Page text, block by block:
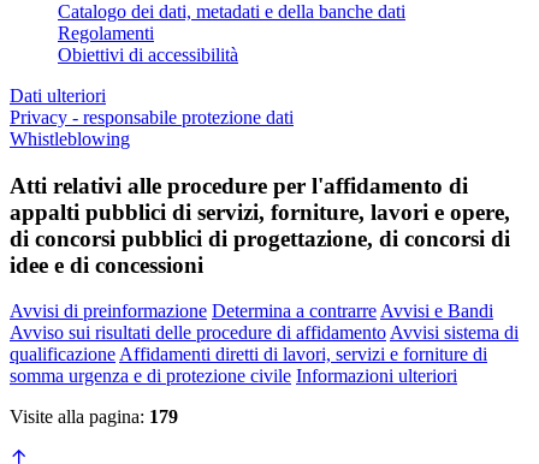
Catalogo dei dati, metadati e della banche dati
Regolamenti
Obiettivi di accessibilità
Dati ulteriori
Privacy - responsabile protezione dati
Whistleblowing
Atti relativi alle procedure per l'affidamento di
appalti pubblici di servizi, forniture, lavori e opere,
di concorsi pubblici di progettazione, di concorsi di
idee e di concessioni
Avvisi di preinformazione Determina a contrarreAvvisi e Bandi
Avviso sui risultati delle procedure di affidamentoAvvisi sistema di
qualificazioneAffidamenti diretti di lavori, servizi e forniture di
somma urgenza e di protezione civile Informazioni ulteriori
Visite alla pagina: 179